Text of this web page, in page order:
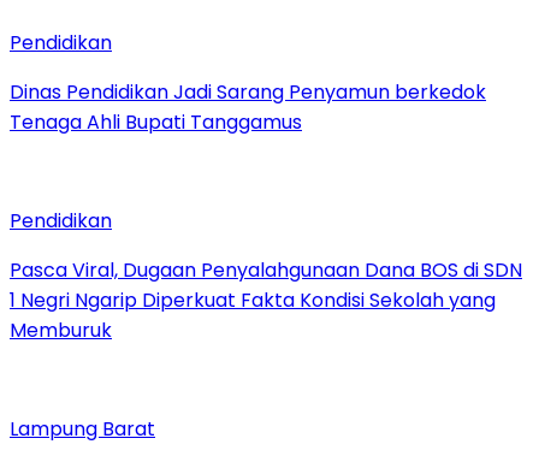
Pendidikan
Dinas Pendidikan Jadi Sarang Penyamun berkedok
Tenaga Ahli Bupati Tanggamus
Pendidikan
Pasca Viral, Dugaan Penyalahgunaan Dana BOS di SDN
1 Negri Ngarip Diperkuat Fakta Kondisi Sekolah yang
Memburuk
Lampung Barat